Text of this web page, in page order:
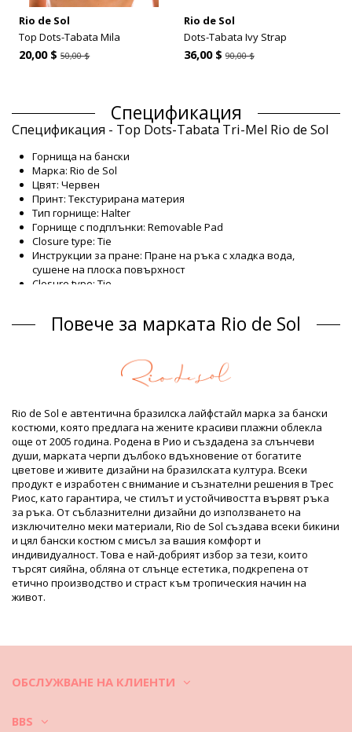
Rio de Sol
Top Dots-Tabata Mila
20,00 $50,00 $
Rio de Sol
Dots-Tabata Ivy Strap
36,00 $ 90,00 $
Спецификация
Спецификация - Top Dots-Tabata Tri-Mel Rio de Sol
Горнища на бански
Марка: Rio de Sol
Цвят: Червен
Принт: Текстурирана материя
Тип горнище: Halter
Горнище с подплънки: Removable Pad
Closure type: Tie
Инструкции за пране: Пране на ръка с хладка вода,
сушене на плоска повърхност
Closure type: Tie
Горнища на бански Червен Rio de Sol
Състав
Състав: 86% Polyamide, 14% Elastane (LYCRA XTRA LIFE) Oeko-
Подплата: 86% Polyamide, 14% Elastane (LYCRA XTRA LIFE)
UV Protection: UPF 50+
Продуктова информация
Отдел: ЖЕНИ, Горнища на бански
Пакетът включва: 1 x Горнища на бански (Други аксесоари
не са включени)
HS CODE: 6112.41.0010
EAN: XS (7899810165466), S (7899810165473), M (7899810165480),
L (7899810165497), XL (7899810165503)
Тегло: 55g / 0.12lb / 1.94oz
Щампата не е точна и може да варира според формата
Ретуширани снимки
Tri-Mel
един сезон? Тогава трябва да се научите как да се грижите
само едно лято. Как да се поддъжат банските, за да ги носите
Повече за марката Rio de Sol
Rio de Sol е автентична бразилска лайфстайл марка за бански
костюми, която предлага на жените красиви плажни облекла
още от 2005 година. Родена в Рио и създадена за слънчеви
души, марката черпи дълбоко вдъхновение от богатите
цветове и живите дизайни на бразилската култура. Всеки
продукт е изработен с внимание и съзнателни решения в Трес
Риос, като гарантира, че стилът и устойчивостта вървят ръка
за ръка. От съблазнителни дизайни до използването на
изключително меки материали, Rio de Sol създава всеки бикини
и цял бански костюм с мисъл за вашия комфорт и
индивидуалност. Това е най-добрият избор за тези, които
търсят сияйна, обляна от слънце естетика, подкрепена от
етично производство и страст към тропическия начин на
живот.
ОБСЛУЖВАНЕ НА КЛИЕНТИ
BBS